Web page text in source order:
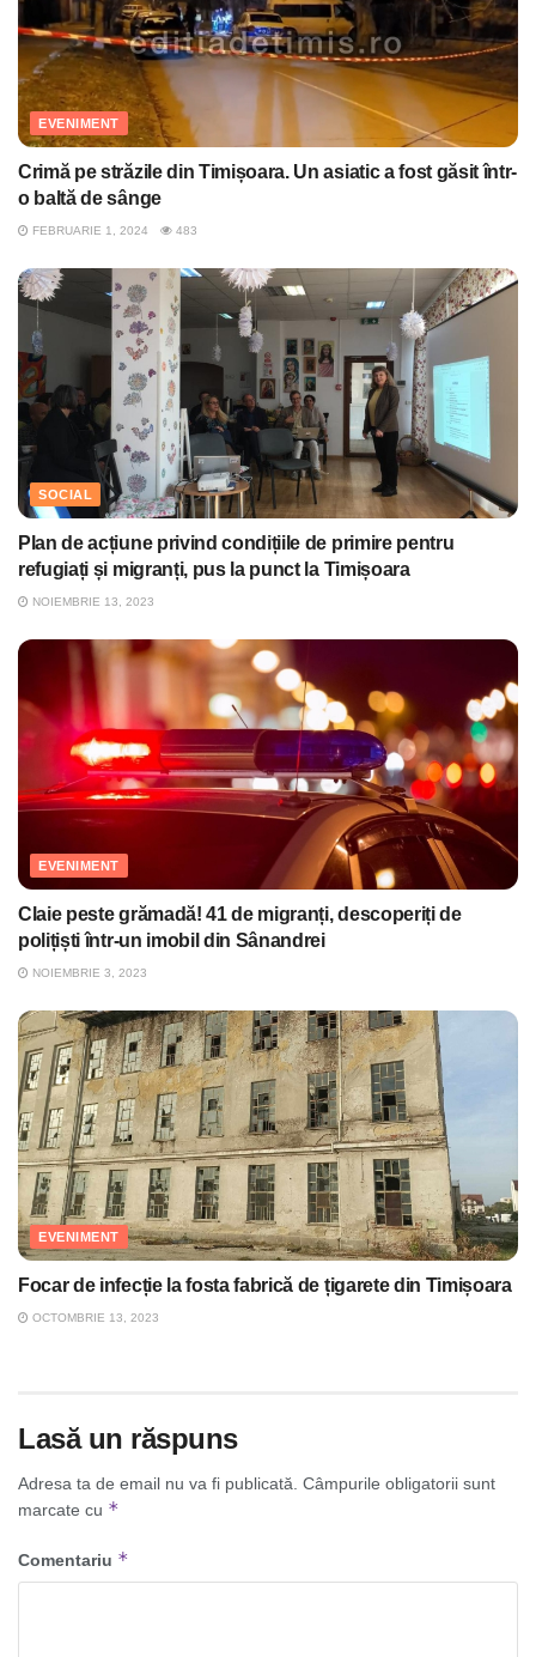
EVENIMENT
Crimă pe străzile din Timișoara. Un asiatic a fost găsit într-
o baltă de sânge
FEBRUARIE 1, 2024 483
SOCIAL
Plan de acțiune privind condițiile de primire pentru
refugiați și migranți, pus la punct la Timișoara
NOIEMBRIE 13, 2023
EVENIMENT
Claie peste grămadă! 41 de migranți, descoperiți de
polițiști într-un imobil din Sânandrei
NOIEMBRIE 3, 2023
EVENIMENT
Focar de infecție la fosta fabrică de țigarete din Timișoara
OCTOMBRIE 13, 2023
Lasă un răspuns
Adresa ta de email nu va fi publicată. Câmpurile obligatorii sunt
marcate cu *
Comentariu *